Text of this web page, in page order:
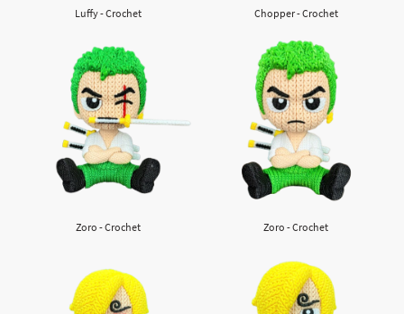
Luffy - Crochet Chopper - Crochet
Zoro - Crochet Zoro - Crochet